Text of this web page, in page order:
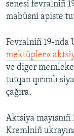
senesi fevralniñ
mabüsni apiste
Fevralniñ 19-nda
mektüpler»
ve diger
tutqan qırımlı
çağıra.
Aktsiya
Kremlniñ